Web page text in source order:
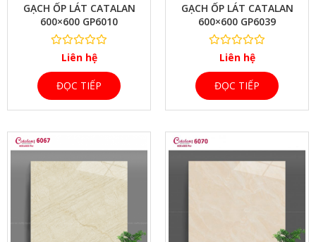
GẠCH ỐP LÁT CATALAN
600×600 GP6010
Liên hệ
ĐỌC TIẾP
GẠCH ỐP LÁT CATALAN
600×600 GP6039
Liên hệ
ĐỌC TIẾP